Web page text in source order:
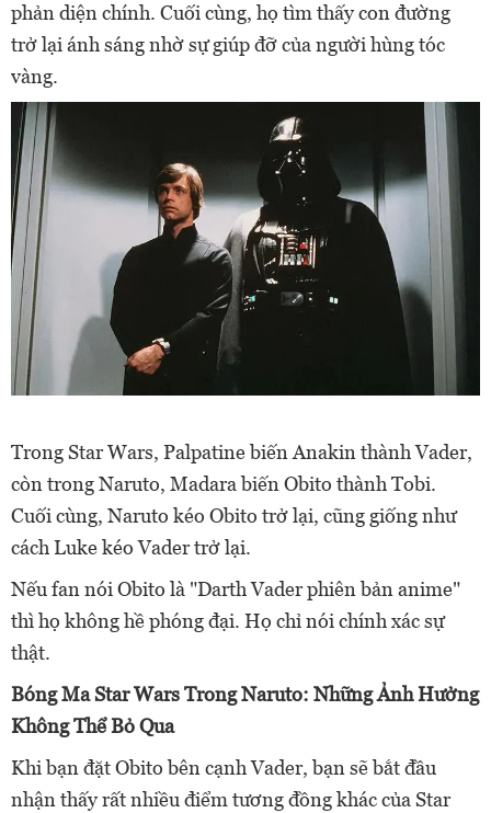
phản diện chính. Cuối cùng, họ tìm thấy con đường
trở lại ánh sáng nhờ sự giúp đỡ của người hùng tóc
vàng.
Trong Star Wars, Palpatine biến Anakin thành Vader,
còn trong Naruto, Madara biến Obito thành Tobi.
Cuối cùng, Naruto kéo Obito trở lại, cũng giống như
cách Luke kéo Vader trở lại.
Nếu fan nói Obito là "Darth Vader phiên bản anime"
thì họ không hề phóng đại. Họ chỉ nói chính xác sự
thật.
Bóng Ma Star Wars Trong Naruto: Những Ảnh Hưởng
Không Thể Bỏ Qua
Khi bạn đặt Obito bên cạnh Vader, bạn sẽ bắt đầu
nhận thấy rất nhiều điểm tương đồng khác của Star